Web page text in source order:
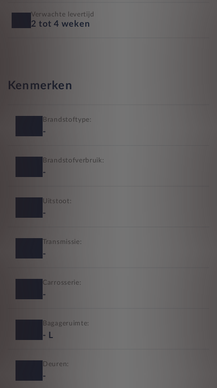
Verwachte levertijd
2 tot 4 weken
Kenmerken
Brandstoftype:
-
Brandstofverbruik:
-
Uitstoot:
-
Transmissie:
-
Carrosserie:
-
Bagageruimte:
- L
Deuren:
-